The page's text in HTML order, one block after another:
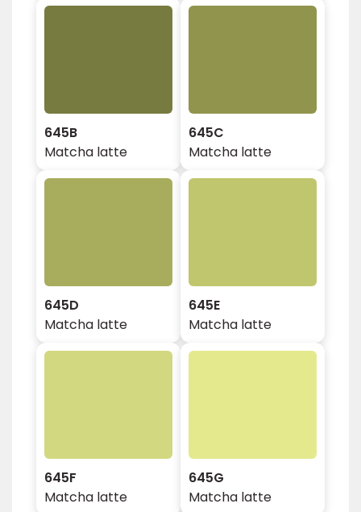
645B
Matcha latte
645C
Matcha latte
645D
Matcha latte
645E
Matcha latte
645F
Matcha latte
645G
Matcha latte